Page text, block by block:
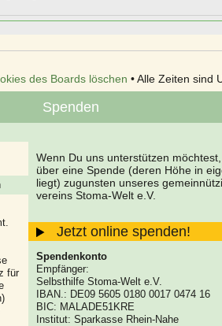
des Boards löschen • Alle Zeiten sind
für
Spenden
Wenn Du uns unterstützen
über eine Spende (deren Höhe in
liegt) zugunsten unseres
vereins Stoma-Welt e.V.
Jetzt online spenden!
Spendenkonto
Empfänger:
Selbsthilfe Stoma-Welt e.V.
IBAN.: DE09 5605 0180 0017 0474 16
BIC: MALADE51KRE
Institut: Sparkasse Rhein-Nahe